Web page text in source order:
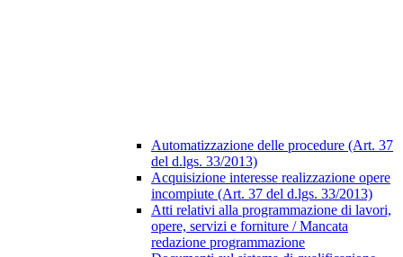
Automatizzazione delle procedure (Art. 37
del d.lgs. 33/2013)
Acquisizione interesse realizzazione opere
incompiute (Art. 37 del d.lgs. 33/2013)
Atti relativi alla programmazione di lavori,
opere, servizi e forniture / Mancata
redazione programmazione